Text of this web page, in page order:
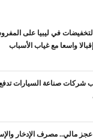
في ليبيا على
واسعا مع غياب الأسباب
صناعة السيارات تدفع
مالي.. مصرف الإدخار